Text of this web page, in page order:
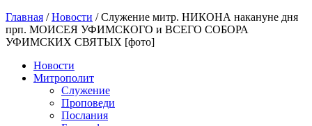
Главная /Новости /Служение митр. НИКОНА накануне дня
прп. МОИСЕЯ УФИМСКОГО и ВСЕГО СОБОРА
УФИМСКИХ СВЯТЫХ [фото]
Новости
Митрополит
Служение
Проповеди
Послания